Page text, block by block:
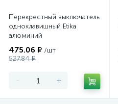
Перекрестный выключатель
одноклавишный Etika
алюминий
475.06 ₽ /шт
527.84 ₽
- +